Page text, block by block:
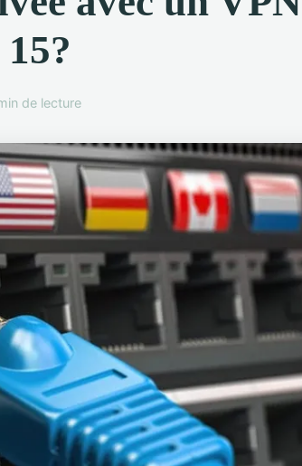
de lecture